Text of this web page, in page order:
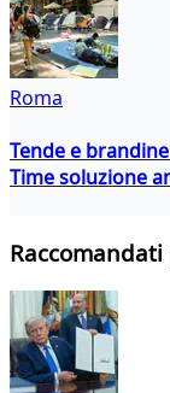
Roma
Tende e
Time soluzione